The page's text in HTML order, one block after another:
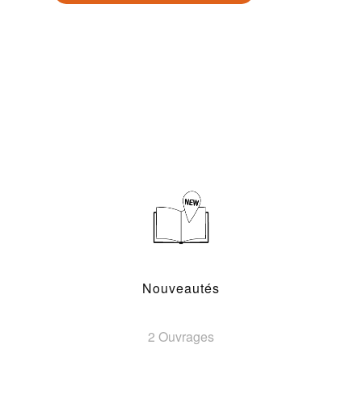
Nouveautés
2 Ouvrages